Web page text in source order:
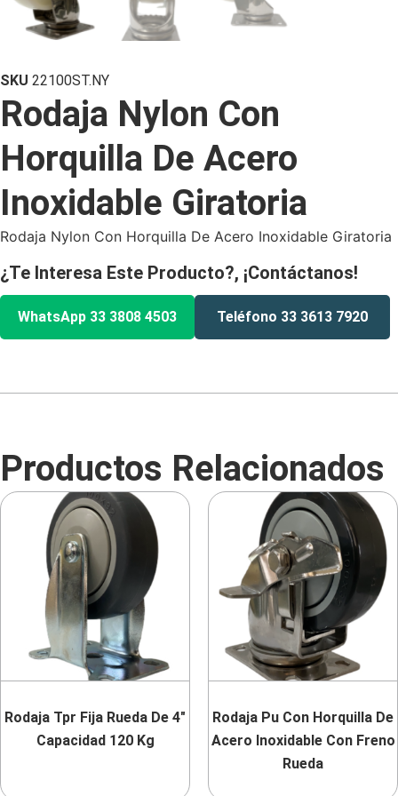
SKU 22100ST.NY
Rodaja Nylon Con
Horquilla De Acero
Inoxidable Giratoria
Rodaja Nylon Con Horquilla De Acero Inoxidable Giratoria
¿Te Interesa Este Producto?, ¡Contáctanos!
WhatsApp 33 3808 4503 Teléfono 33 3613 7920
Productos Relacionados
Rodaja Tpr Fija Rueda De 4″
Capacidad 120 Kg
Rodaja Pu Con Horquilla De
Acero Inoxidable Con Freno
Rueda